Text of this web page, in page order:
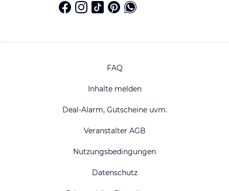
FAQ
Inhalte melden
Deal-Alarm, Gutscheine uvm.
Veranstalter AGB
Nutzungsbedingungen
Datenschutz